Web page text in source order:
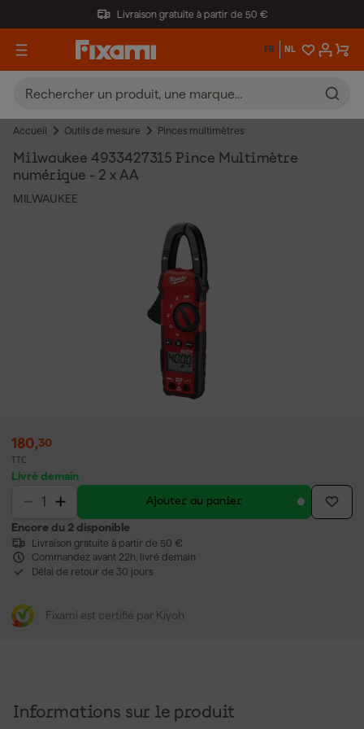
Livraison gratuite à partir de 50 €
FR NL
Accueil Outils de mesure Pinces multimètres
Milwaukee 4933427315 Pince Multimètre
numérique - 2 x AA
MILWAUKEE
180,30
TTC
Livré demain
Ajouter au panier
Encore du 2 disponible
Livraison gratuite à partir de 50 €
Commandez avant 22h, livré demain
Délai de retour de 30 jours
Fixami est certifié par Kiyoh
Informations sur le produit